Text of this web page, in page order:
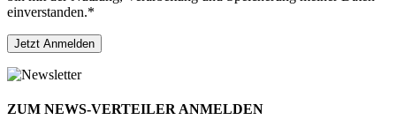
einverstanden.*
ZUM NEWS-VERTEILER ANMELDEN